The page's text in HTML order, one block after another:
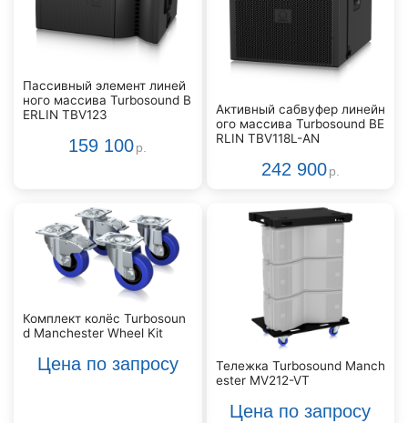
Пассивный элемент линей
ного массива Turbosound B
ERLIN TBV123
159 100 р.
Активный сабвуфер линейн
ого массива Turbosound BE
RLIN TBV118L-AN
242 900 р.
Комплект колёс Turbosoun
d Manchester Wheel Kit
Цена по запросу
Тележка Turbosound Manch
ester MV212-VT
Цена по запросу